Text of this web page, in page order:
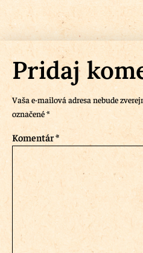
Pridaj
Vaša e-mailová adresa nebude
označené*
Komentár*